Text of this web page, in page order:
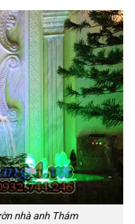
nhà anh Thám